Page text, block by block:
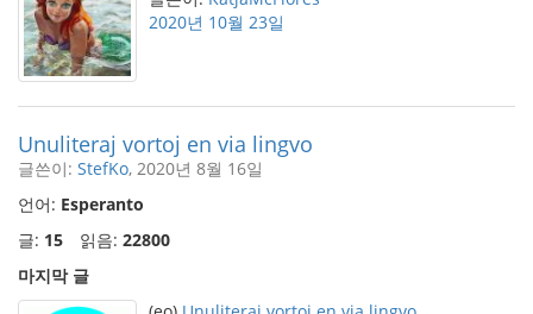
2020년 10월 23일
Unuliteraj vortoj en via lingvo
글쓴이: StefKo, 2020년 8월 16일
언어: Esperanto
글: 15 읽음: 22800
마지막 글